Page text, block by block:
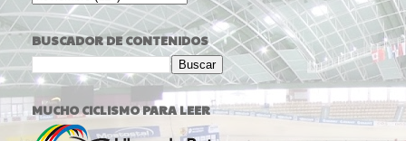
BUSCADOR DE CONTENIDOS
MUCHO CICLISMO PARA LEER